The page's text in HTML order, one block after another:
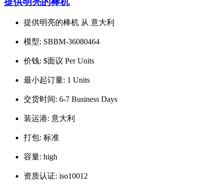
提供明亮的棒机 从 意大利
模型: SBBM-36080464
价钱: $面议 Per Units
最小起订量: 1 Units
交货时间: 6-7 Business Days
装运港: 意大利
打包: 标准
容量: high
资质认证: iso10012